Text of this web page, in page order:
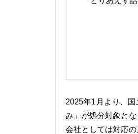
2025年1月より、
み」が処分対象と
会社としては対応の